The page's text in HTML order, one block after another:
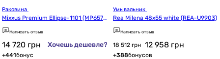
Mixxus Premium Ellipse-1101 (MP657
3)
Написать отзыв
14 720 грн Хочешь дешевле?
+441бонус
Rea Milena 48x55 white (REA-U9903)
Написать отзыв
18 512 грн 12 958 грн
+388бонусов